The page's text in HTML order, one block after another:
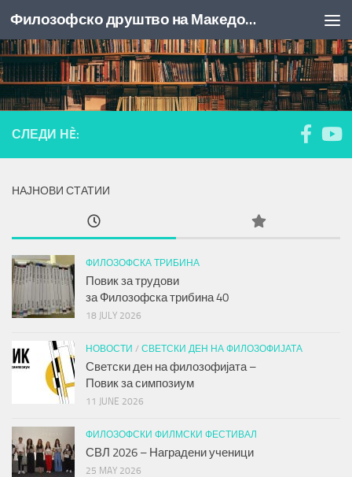
Skip to content Филозофско друштво на Македонија
СЛЕДИ НÈ:
НАЈНОВИ СТАТИИ
ФИЛОЗОФСКА ТРИБИНА
Повик за трудови
заФилозофска трибина40
18 JULY 2026
НОВОСТИ / СВЕТСКИ ДЕН НА ФИЛОЗОФИЈАТА
Светски ден на филозофијата –
Повик за симпозиум
11 JUNE 2026
ФИЛОЗОФСКИ ФИЛМСКИ ФЕСТИВАЛ
СВЛ 2026 – Наградени ученици
25 MAY 2026